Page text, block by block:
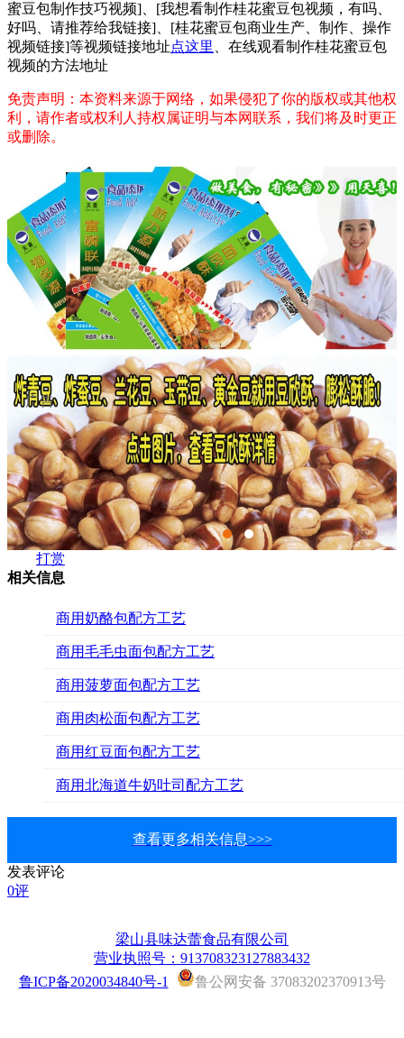
蜜豆包制作技巧视频]、[我想看制作桂花蜜豆包视频，有吗、
好吗、请推荐给我链接]、[桂花蜜豆包商业生产、制作、操作
视频链接]等视频链接地址点这里
、在线观看制作桂花蜜豆包
视频的方法地址
免责声明：本资料来源于网络，如果侵犯了你的版权或其他权
利，请作者或权利人持权属证明与本网联系，我们将及时更正
或删除。
广告
打赏
相关信息
商用奶酪包配方工艺
商用毛毛虫面包配方工艺
商用菠萝面包配方工艺
商用肉松面包配方工艺
商用红豆面包配方工艺
商用北海道牛奶吐司配方工艺
查看更多相关信息>>>
发表评论
0评
梁山县味达蕾食品有限公司
营业执照号：913708323127883432
鲁ICP备2020034840号-1
鲁公网安备 37083202370913号